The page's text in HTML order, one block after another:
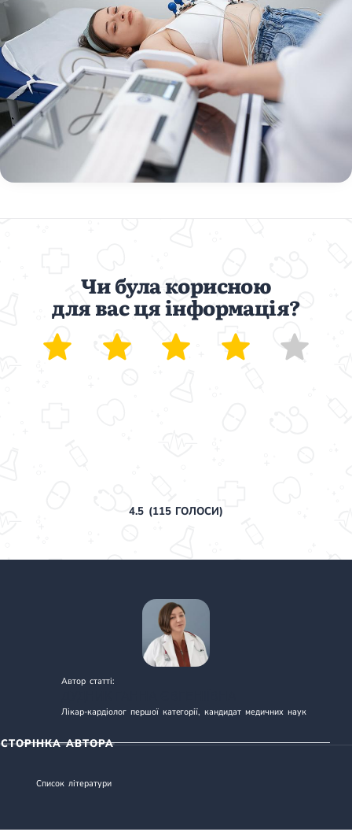
Чи була корисною
для вас ця інформація?
4.5(115ГОЛОСИ)
Автор статті:
Лікар-кардіолог першої категорії, кандидат медичних наук
СТОРІНКА АВТОРА
Список літератури